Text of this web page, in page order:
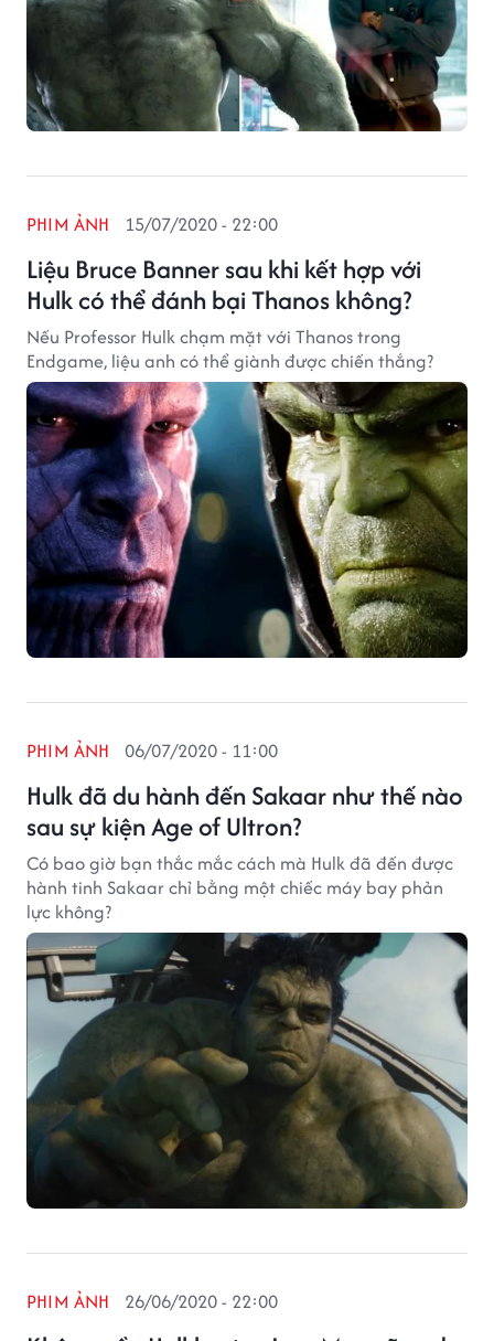
Liệu Bruce Banner sau khi kết hợp với
Hulk có thể đánh bại Thanos không?
PHIM ẢNH 15/07/2020 - 22:00
Nếu Professor Hulk chạm mặt với Thanos trong
Endgame, liệu anh có thể giành được chiến thắng?
Hulk đã du hành đến Sakaar như thế nào
sau sự kiện Age of Ultron?
PHIM ẢNH 06/07/2020 - 11:00
Có bao giờ bạn thắc mắc cách mà Hulk đã đến được
hành tinh Sakaar chỉ bằng một chiếc máy bay phản
lực không?
PHIM ẢNH 26/06/2020 - 22:00